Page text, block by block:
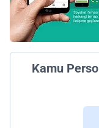
Kamu